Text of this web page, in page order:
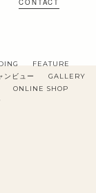
FEATURE
ンビュー
GALLERY
ONLINE SHOP